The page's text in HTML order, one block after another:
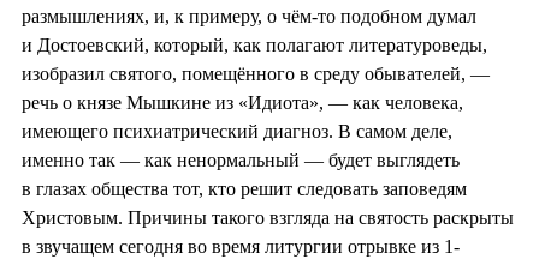
размышлениях, и, к примеру, о чём-то подобном думал
и Достоевский, который, как полагают литературоведы,
изобразил святого, помещённого в среду обывателей, —
речь о князе Мышкине из «Идиота», — как человека,
имеющего психиатрический диагноз. В самом деле,
именно так — как ненормальный — будет выглядеть
в глазах общества тот, кто решит следовать заповедям
Христовым. Причины такого взгляда на святость раскрыты
в звучащем сегодня во время литургии отрывке из 1-